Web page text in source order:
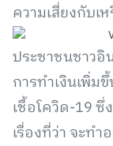
ความเสี่ยงกับ
ประชาชนชาวอิ
การทำเงินเพิ่ม
เชื้อโควิด-19
เรื่องที่ว่า จะทำ